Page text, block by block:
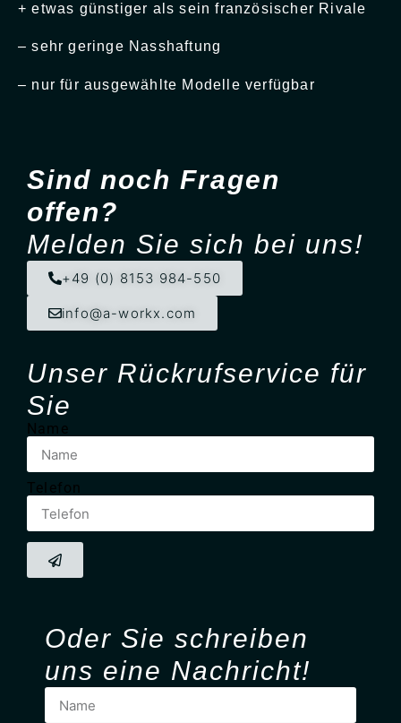
+ etwas günstiger als sein französischer Rivale
– sehr geringe Nasshaftung
– nur für ausgewählte Modelle verfügbar
Sind noch Fragen
offen?
Melden Sie sich bei uns!
+49 (0) 8153 984-550
info@a-workx.com
Unser Rück­ruf­service für
Sie
Name
Telefon
Oder Sie schreiben
uns eine Nachricht!